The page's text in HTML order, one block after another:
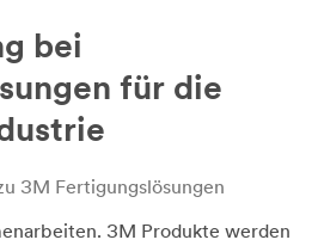
bei
für die
3M Fertigungslösungen
3M Produkte werden